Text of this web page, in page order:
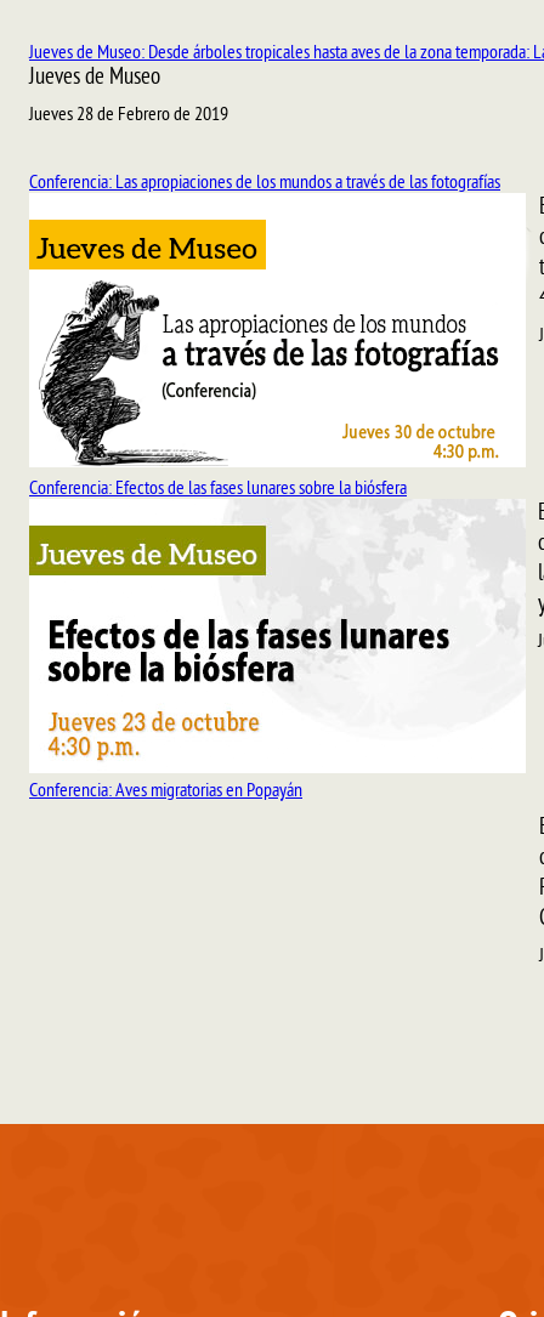
Jueves de Museo: Desde árboles tropicales hasta aves de la zona
Jueves de Museo
Jueves 28 de Febrero de 2019
Conferencia: Las apropiaciones de los mundos a través de las fotografías
Conferencia: Efectos de las fases lunares sobre la biósfera
Conferencia: Aves migratorias en Popayán